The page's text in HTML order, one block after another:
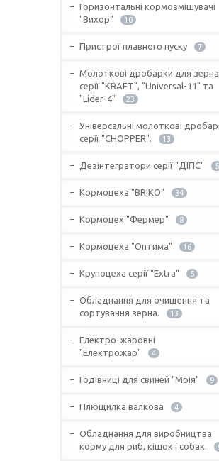
Горизонтальні кормозмішувачі
"Вихор"
10
Пристрої плавного пуску 7
Молоткові дробарки для зерна
серії "KRAFT", "Universal-11" та
"Lider-4"
23
Універсальні молоткові
серії "CHOPPER".
13
Дезінтегратори серії "ДІПС" 5
Кормоцеха "BRIKO" 34
Кормоцех "Фермер" 8
Кормоцеха "Оптима" 16
Крупоцеха серії "Extra" 5
Обладнання для очищення та
сортування зерна.
13
Електро-жаровні
"Електрожар"
4
Годівниці для свиней "Мрія" 9
Плющилка валкова 4
Обладнання для виробництва
корму для риб, кішок і собак.